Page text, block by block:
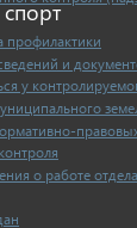
профилактики
и
у
о работе